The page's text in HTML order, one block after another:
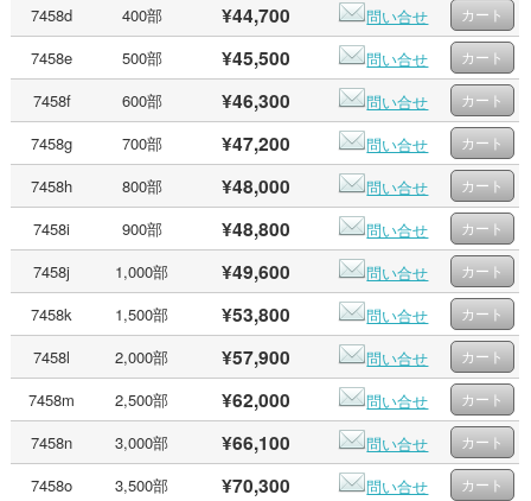
7458d
400部 ¥44,700
問い合せ
7458e
500部 ¥45,500
問い合せ
7458f
600部 ¥46,300
問い合せ
7458g
700部 ¥47,200
問い合せ
7458h
800部 ¥48,000
問い合せ
7458i
900部 ¥48,800
問い合せ
7458j
1,000部 ¥49,600
問い合せ
7458k
1,500部 ¥53,800
問い合せ
7458l
2,000部 ¥57,900
問い合せ
7458m
2,500部 ¥62,000
問い合せ
7458n
3,000部 ¥66,100
問い合せ
7458o
3,500部 ¥70,300
問い合せ